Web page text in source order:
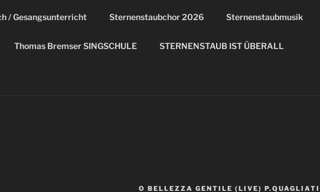
/ Gesangsunterricht Sternenstaubchor 2026 Sternenstaubmusik
Thomas Bremser SINGSCHULE STERNENSTAUB IST ÜBERALL
O BELLEZZA GENTILE (LIVE) P.QUAGLIATI